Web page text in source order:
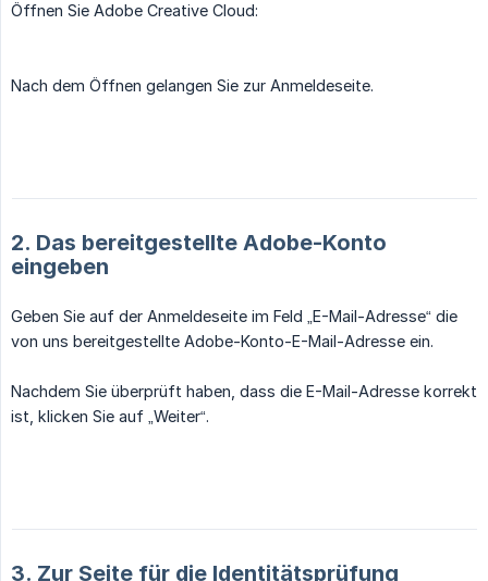
Öffnen Sie Adobe Creative Cloud:
Nach dem Öffnen gelangen Sie zur Anmeldeseite.
2. Das bereitgestellte Adobe-Konto
eingeben
Geben Sie auf der Anmeldeseite im Feld „E-Mail-Adresse“ die
von uns bereitgestellte Adobe-Konto-E-Mail-Adresse ein.
Nachdem Sie überprüft haben, dass die E-Mail-Adresse korrekt
ist, klicken Sie auf „Weiter“.
3. Zur Seite für die Identitätsprüfung